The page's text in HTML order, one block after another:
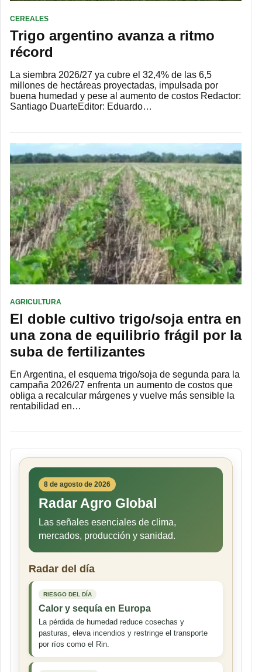
CEREALES
Trigo argentino avanza a ritmo
récord
La siembra 2026/27 ya cubre el 32,4% de las 6,5
millones de hectáreas proyectadas, impulsada por
buena humedad y pese al aumento de costos Redactor:
Santiago DuarteEditor: Eduardo…
AGRICULTURA
El doble cultivo trigo/soja entra en
una zona de equilibrio frágil por la
suba de fertilizantes
En Argentina, el esquema trigo/soja de segunda para la
campaña 2026/27 enfrenta un aumento de costos que
obliga a recalcular márgenes y vuelve más sensible la
rentabilidad en…
8 de agosto de 2026
Radar Agro Global
Las señales esenciales de clima,
mercados, producción y sanidad.
Radar del día
RIESGO DEL DÍA
Calor y sequía en Europa
La pérdida de humedad reduce cosechas y
pasturas, eleva incendios y restringe el transporte
por ríos como el Rin.